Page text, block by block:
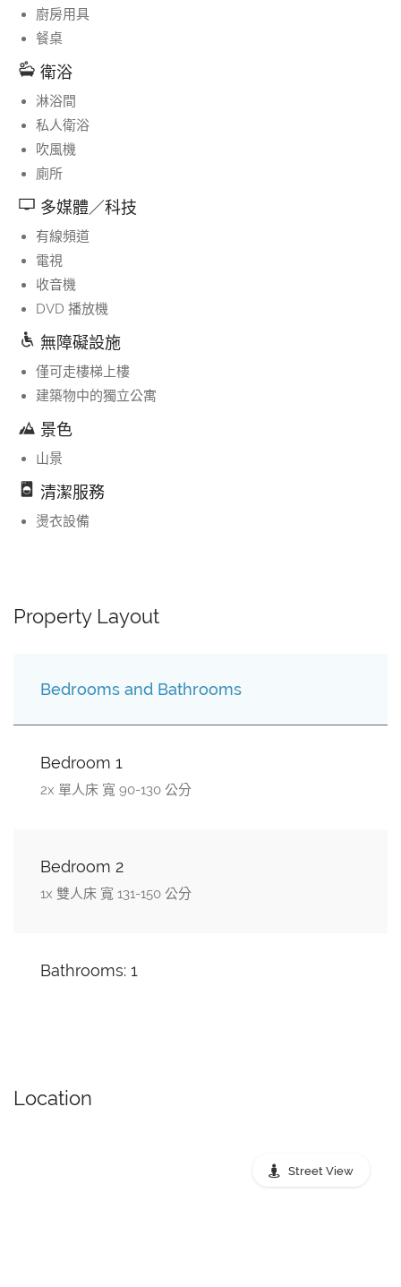
廚房用具
餐桌
衛浴
淋浴間
私人衛浴
吹風機
廁所
多媒體／科技
有線頻道
電視
收音機
DVD 播放機
無障礙設施
僅可走樓梯上樓
建築物中的獨立公寓
景色
山景
清潔服務
燙衣設備
Property Layout
Bedrooms and Bathrooms
Bedroom 1
2x 單人床 寬 90-130 公分
Bedroom 2
1x 雙人床 寬 131-150 公分
Bathrooms: 1
Location
Street View